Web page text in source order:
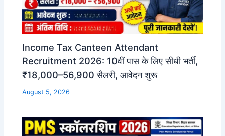
Income Tax Canteen Attendant
Recruitment 2026: 10वीं पास के लिए सीधी भर्ती,
₹18,000–56,900 सैलरी, आवेदन शुरू
August 5, 2026